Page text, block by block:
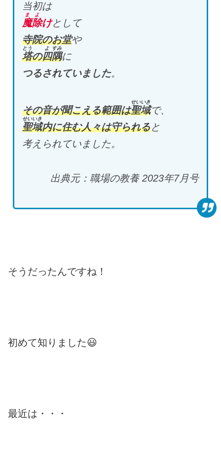
当初は
魔除
まよ
けとして
寺院のお堂や
塔
とう
の四
よ
隅
すみ
に
つるされていました。
その音が聞こえる範囲は聖域
せいいき
で、
聖域
せいいき
内に住む人々は守られると
考えられていました。
出典元：職場の教養 2023年7月号
そうだったんですね！
初めて知りました😃
最近は・・・